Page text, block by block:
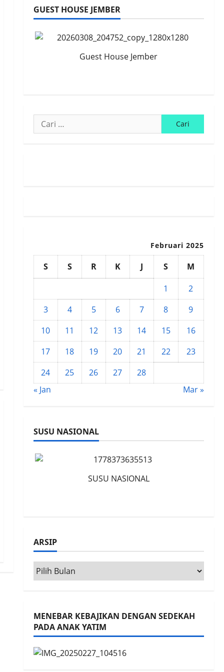
GUEST HOUSE JEMBER
Guest House Jember
Cari
untuk:
Februari 2025
S S R K J S
M
1
2
3
4 5 6 7 8
9
10
11 12 13 14 15
16
17
18 19 20 21 22
23
24
25 26 27
28
« Jan
Mar »
SUSU NASIONAL
SUSU NASIONAL
ARSIP
Arsip
MENEBAR KEBAJIKAN DENGAN SEDEKAH
PADA ANAK YATIM